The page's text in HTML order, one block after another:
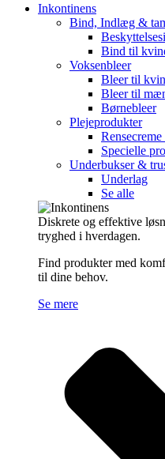
Inkontinens
Bind, Indlæg &
Bind til
Voksenbleer
Bleer til
Bleer til
Børnebleer
Plejeprodukter
Specielle
Underbukser &
Underlag
Se alle
Diskrete og effektive
tryghed i hverdagen.
Find produkter med
til dine behov.
Se mere